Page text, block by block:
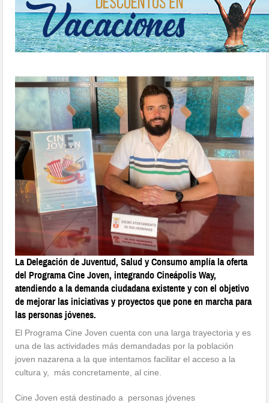
La Delegación de Juventud, Salud y Consumo amplía la oferta
del Programa Cine Joven, integrando Cineápolis Way,
atendiendo a la demanda ciudadana existente y con el objetivo
de mejorar las iniciativas y proyectos que pone en marcha para
las personas jóvenes.
El Programa Cine Joven cuenta con una larga trayectoria y es
una de las actividades más demandadas por la población
joven nazarena a la que intentamos facilitar el acceso a la
cultura y, más concretamente, al cine.
Cine Joven está destinado a personas jóvenes